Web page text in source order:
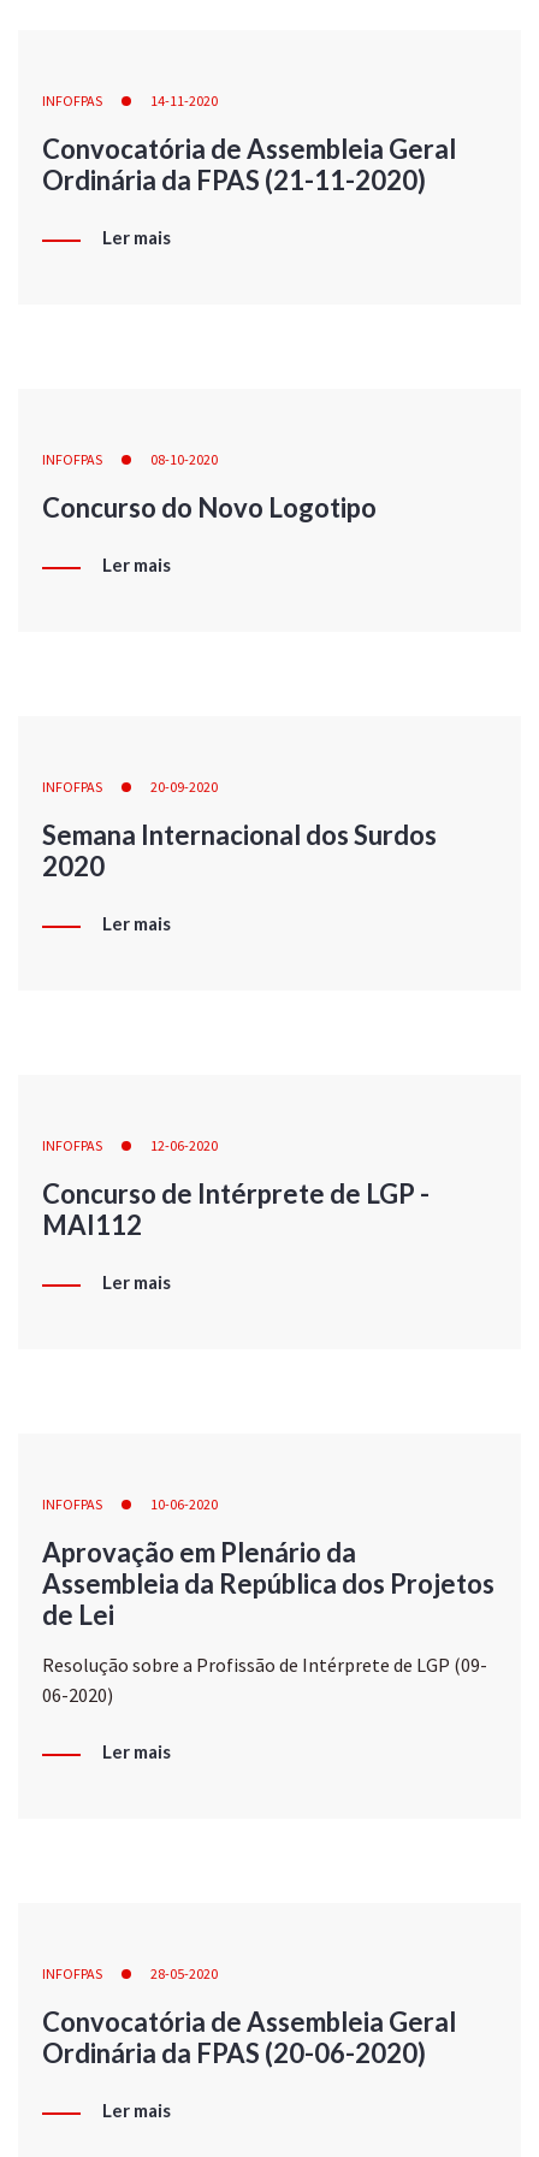
INFOFPAS 14-11-2020
Convocatória de Assembleia Geral
Ordinária da FPAS (21-11-2020)
Ler mais
INFOFPAS 08-10-2020
Concurso do Novo Logotipo
Ler mais
INFOFPAS 20-09-2020
Semana Internacional dos Surdos
2020
Ler mais
INFOFPAS 12-06-2020
Concurso de Intérprete de LGP -
MAI112
Ler mais
INFOFPAS 10-06-2020
Aprovação em Plenário da
Assembleia da República dos Projetos
de Lei
Resolução sobre a Profissão de Intérprete de LGP (09-
06-2020)
Ler mais
INFOFPAS 28-05-2020
Convocatória de Assembleia Geral
Ordinária da FPAS (20-06-2020)
Ler mais